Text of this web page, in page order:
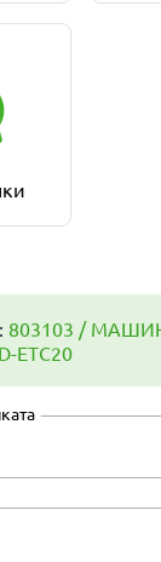
803103 /
ETC20